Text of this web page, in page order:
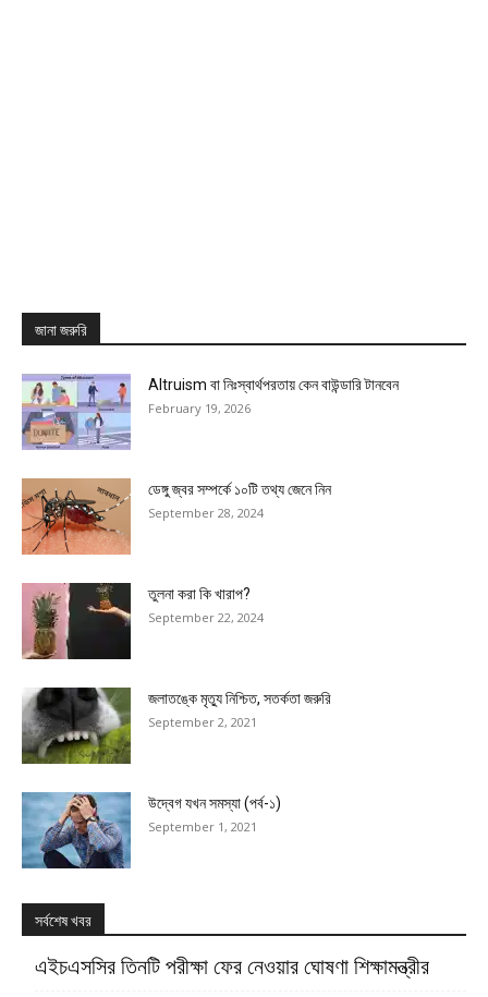
জানা জরুরি
Altruism বা নিঃস্বার্থপরতায় কেন বাউন্ডারি টানবেন
February 19, 2026
ডেঙ্গু জ্বর সম্পর্কে ১০টি তথ্য জেনে নিন
September 28, 2024
তুলনা করা কি খারাপ?
September 22, 2024
জলাতঙ্কে মৃত্যু নিশ্চিত, সতর্কতা জরুরি
September 2, 2021
উদ্বেগ যখন সমস্যা (পর্ব-১)
September 1, 2021
সর্বশেষ খবর
এইচএসসির তিনটি পরীক্ষা ফের নেওয়ার ঘোষণা শিক্ষামন্ত্রীর